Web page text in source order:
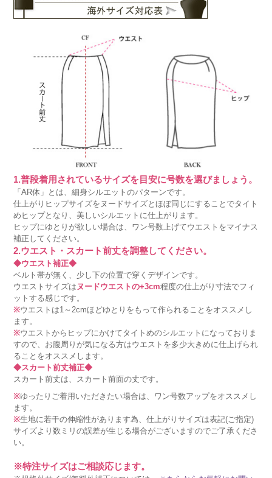
1.普段着用されているサイズを目安に号数を選びましょう。
「AR体」とは、細身シルエットのパターンです。
仕上がりヒップサイズをヌードサイズとほぼ同じにすることでタイト
めヒップとなり、美しいシルエットに仕上がります。
ヒップにゆとりが欲しい場合は、ワン号数上げてウエストをマイナス
補正してください。
2.ウエスト・スカート前丈を調整してください。
◆ウエスト補正◆
ベルト帯が無く、少し下の位置で穿くデザインです。
ウエストサイズは ヌードウエストの+3cm程度の仕上がり寸法でフィ
ットする感じです。
※ウエストは1～2cmほどゆとりをもって作られることをオススメし
ます。
※ウエストからヒップにかけてタイトめのシルエットになっておりま
すので、お腹周りが気になる方はウエストを多少大きめに仕上げられ
ることをオススメします。
◆スカート前丈補正◆
スカート前丈は、スカート前面の丈です。
※ゆったりご着用いただきたい場合は、ワン号数アップをオススメし
ます。
※生地に若干の伸縮性があります為、仕上がりサイズは表記(ご指定)
サイズより数ミリの誤差が生じる場合がございますのでご了承くださ
い。
※特注サイズはご相談応じます。